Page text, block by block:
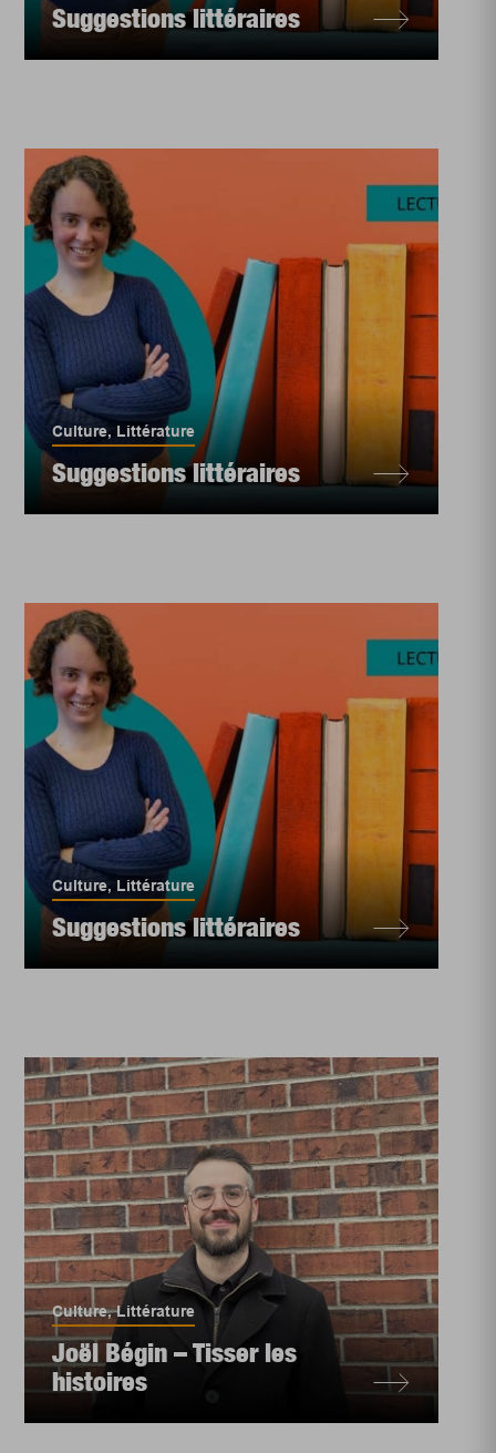
Suggestions littéraires
Culture, Littérature
Suggestions littéraires
Culture, Littérature
Suggestions littéraires
Culture,Littérature
Joël Bégin – Tisser les
histoires